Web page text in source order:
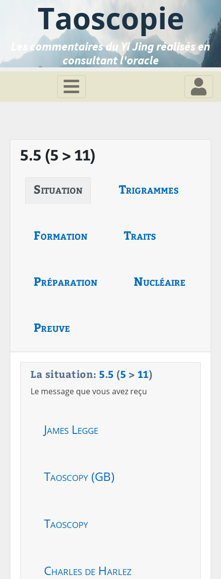
Taoscopie
Les commentaires du Yi Jing réalisés en
consultant l'oracle
5.5 (5 > 11)
Situation Trigrammes
Formation Traits
Préparation Nucléaire
Preuve
La situation: 5.5 (5 > 11)
Le message que vous avez reçu
James Legge
Taoscopy (GB)
Taoscopy
Charles de Harlez